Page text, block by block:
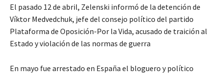
El pasado 12 de abril, Zelenski informó de la detención de
Víktor Medvedchuk, jefe del consejo político del partido
Plataforma de Oposición-Por la Vida, acusado de traición al
Estado y violación de las normas de guerra
En mayo fue arrestado en España el bloguero y político